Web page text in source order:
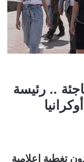
.. رئيسة
تغطية إعلامية